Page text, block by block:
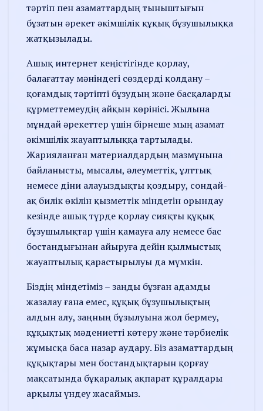
тәртіп пен азаматтардың тыныштығын
бұзатын әрекет әкімшілік құқық бұзушылыққа
жатқызылады.
Ашық интернет кеңістігінде қорлау,
балағаттау мәніндегі сөздерді қолда­ну –
қоғамдық тәртіпті бұзудың және басқа­ларды
құрметтемеудің айқын көрі­нісі. Жылына
мұндай әре­кеттер үшін бірнеше мың азамат
әкімшілік жауаптылыққа тартылады.
Жариялан­ған материал­дардың мазмұнына
байланысты, мысалы, әлеуметтік, ұлттық
немесе діни алауыздықты қоздыру, сондай-
ақ билік өкілін қызметтік міндетін орындау
кезінде ашық түрде қорлау сияқты құқық
бұзу­шылықтар үшін қамауға алу немесе бас
бостандығынан айыруға дейін қылмыстық
жауаптылық қарастырылуы да мүмкін.
Біздің міндетіміз – заңды бұзған адамды
жазалау ғана емес, құқық бұзушылықтың
алдын алу, заңның бұзылуына жол бермеу,
құқықтық мәдениетті көтеру және тәрбиелік
жұмысқа баса назар аудару. Біз азаматтардың
құқықтары мен бостандық­тарын қорғау
мақсатында бұқаралық ақпарат құралдары
арқылы үндеу жасаймыз.